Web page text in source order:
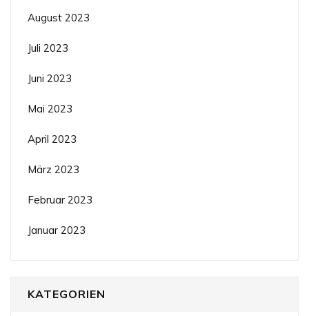
August 2023
Juli 2023
Juni 2023
Mai 2023
April 2023
März 2023
Februar 2023
Januar 2023
KATEGORIEN